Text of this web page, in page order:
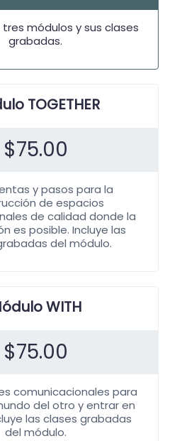
módulos y sus clases
grabadas.
TOGETHER
$75.00
y pasos para la
de espacios
de calidad donde la
es posible. Incluye las
del módulo.
WITH
$75.00
comunicacionales para
del otro y entrar en
las clases grabadas
del módulo.